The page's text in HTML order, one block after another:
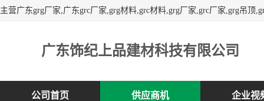
广东饰纪上品建材科技有限公司
公司首页 供应商机 企业视